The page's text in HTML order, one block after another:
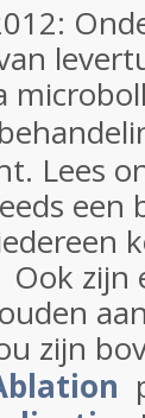
Lees
een
zijn
zijn